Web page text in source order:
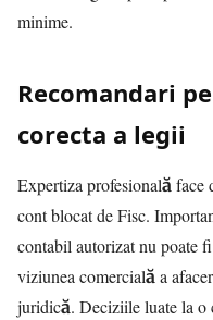
minime.
Recomandari
corecta a legii
Expertiza profesională face
cont blocat de Fisc.
contabil autorizat nu poate
viziunea comercială a
juridică. Deciziile luate la o